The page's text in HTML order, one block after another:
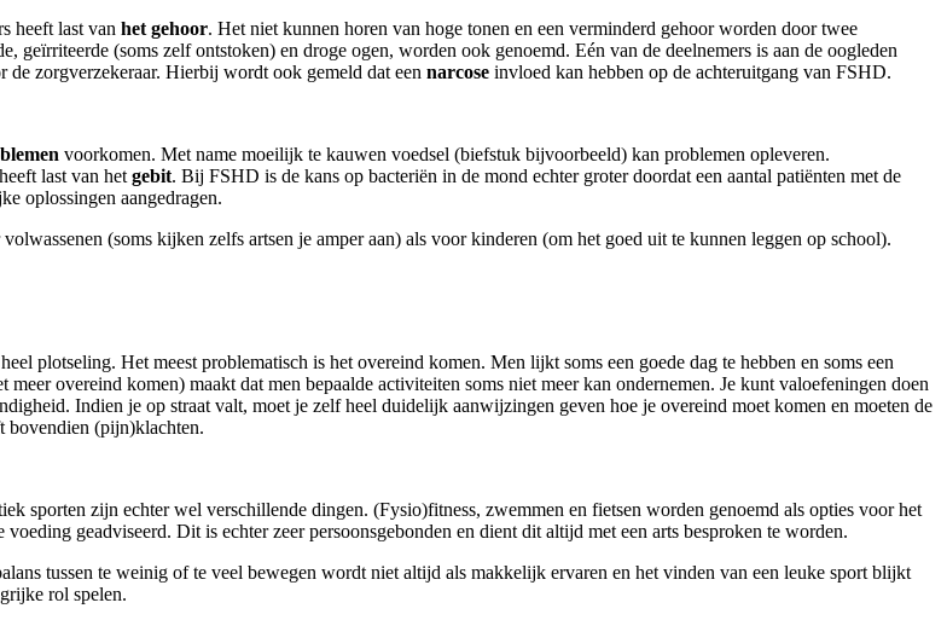
heeft last van het gehoor. Het niet kunnen horen van hoge tonen en een verminderd gehoor worden door twee
geïrriteerde (soms zelf ontstoken) en droge ogen, worden ook genoemd. Eén van de deelnemers is aan de oogleden
zorgverzekeraar. Hierbij wordt ook gemeld dat een narcose invloed kan hebben op de achteruitgang van FSHD.
voorkomen. Met name moeilijk te kauwen voedsel (biefstuk bijvoorbeeld) kan problemen opleveren.
last van hetgebit. Bij FSHD is de kans op bacteriën in de mond echter groter doordat een aantal patiënten met de
oplossingen aangedragen.
(soms kijken zelfs artsen je amper aan) als voor kinderen (om het goed uit te kunnen leggen op school).
plotseling. Het meest problematisch is het overeind komen. Men lijkt soms een goede dag te hebben en soms een
overeind komen) maakt dat men bepaalde activiteiten soms niet meer kan ondernemen. Je kunt valoefeningen doen
Indien je op straat valt, moet je zelf heel duidelijk aanwijzingen geven hoe je overeind moet komen en moeten de
bovendien (pijn)klachten.
sporten zijn echter wel verschillende dingen. (Fysio)fitness, zwemmen en fietsen worden genoemd als opties voor het
geadviseerd. Dit is echter zeer persoonsgebonden en dient dit altijd met een arts besproken te worden.
tussen te weinig of te veel bewegen wordt niet altijd als makkelijk ervaren en het vinden van een leuke sport blijkt
rol spelen.